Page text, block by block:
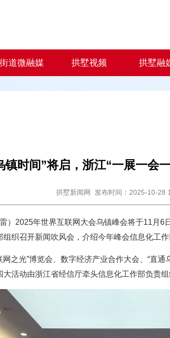
街道微融媒 拱墅视频 拱墅融
镇时间”将启，浙江“一展一会
拱墅新闻网 发布时间：2025-10-28
）2025年世界互联网大会乌镇峰会将于11月
织召开新闻吹风会，介绍今年峰会信息化工作
网之光”博览会、数字经济产业合作大会、“直
活动由浙江省经信厅牵头信息化工作部负责